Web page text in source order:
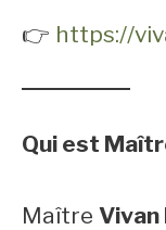
👉 https://
Qui est
Maître Vivan